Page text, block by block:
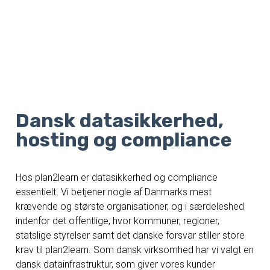
Dansk datasikkerhed,
hosting og compliance
Hos plan2learn er datasikkerhed og compliance
essentielt. Vi betjener nogle af Danmarks mest
krævende og største organisationer, og i særdeleshed
indenfor det offentlige, hvor kommuner, regioner,
statslige styrelser samt det danske forsvar stiller store
krav til plan2learn. Som dansk virksomhed har vi valgt en
dansk datainfrastruktur, som giver vores kunder